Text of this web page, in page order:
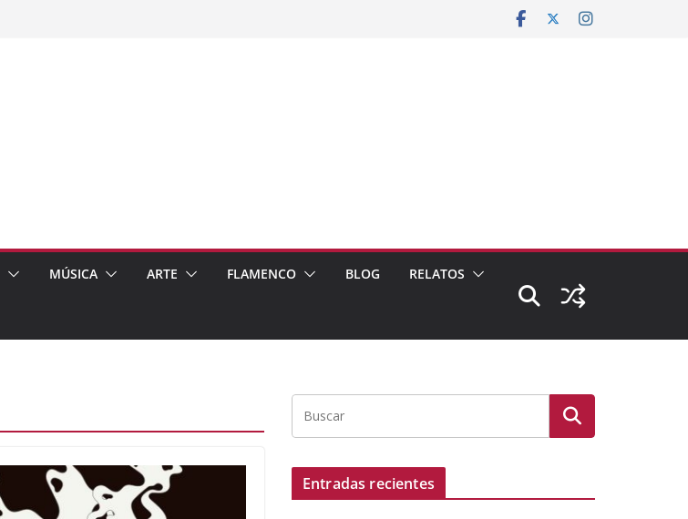
MÚSICA ARTE FLAMENCO BLOG RELATOS
Entradas recientes